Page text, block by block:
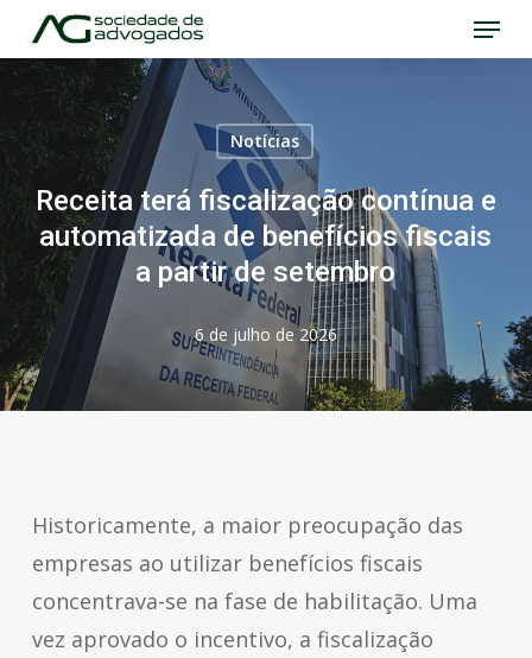
Skip
to
main
content
Menu
Notícias
Receita terá fiscalização contínua e
automatizada de benefícios fiscais
a partir de setembro
6 de julho de 2026
Historicamente, a maior preocupação das
empresas ao utilizar benefícios fiscais
concentrava-se na fase de habilitação. Uma
vez aprovado o incentivo, a fiscalização